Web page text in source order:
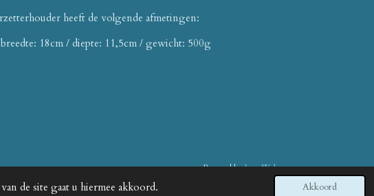
de site gaat u hiermee akkoord. Akkoord
heeft de volgende afmetingen:
18cm / diepte: 11,5cm / gewicht: 500g
Powered byJouwWeb